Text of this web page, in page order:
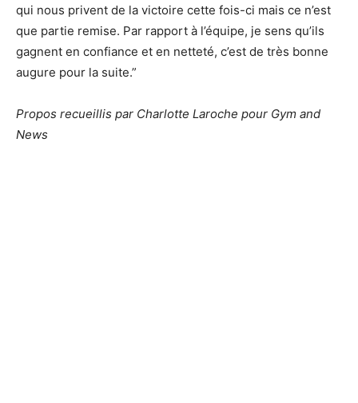
qui nous privent de la victoire cette fois-ci mais ce n’est
que partie remise. Par rapport à l’équipe, je sens qu’ils
gagnent en confiance et en netteté, c’est de très bonne
augure pour la suite.”
Propos recueillis par Charlotte Laroche pour Gym and
News